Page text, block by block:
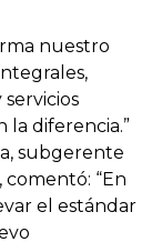
nuestro
diferencia.”
subgerente
“En
el estándar